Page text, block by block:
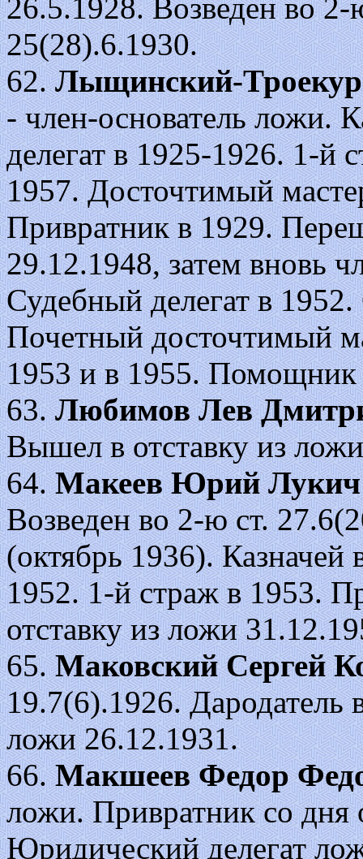
26.5.1928. Возведен во
25(28).6.1930.
62.Лыщинский-
- член-основатель ложи.
делегат в 1925-1926. 1-й
1957. Досточтимый
Привратник в 1929.
29.12.1948, затем вновь
Судебный делегат в
Почетный досточтимый
1953 и в 1955. Помощник
63.Любимов Лев
Вышел в отставку из
64.Макеев Юрий Лукич
Возведен во 2-ю ст.
(октябрь 1936). Казначей
1952. 1-й страж в 1953.
отставку из ложи
65.Маковский Сергей
19.7(6).1926. Дародатель
ложи 26.12.1931.
66.Макшеев Федор
ложи. Привратник со дня
Юридический делегат